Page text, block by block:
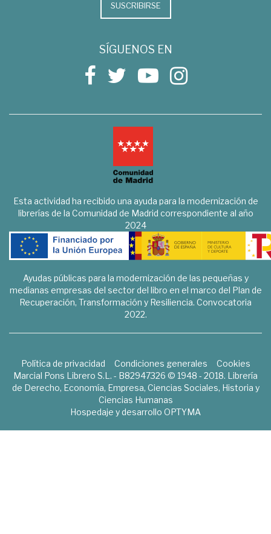
SUSCRIBIRSE
SÍGUENOS EN
Esta actividad ha recibido una ayuda para la modernización de
librerías de la Comunidad de Madrid correspondiente al año
2024
Ayudas públicas para la modernización de las pequeñas y
medianas empresas del sector del libro en el marco del Plan de
Recuperación, Transformación y Resiliencia. Convocatoria
2022.
Política de privacidad Condiciones generales
Cookies
Marcial Pons Librero S.L. - B82947326 © 1948 - 2018. Librería
de Derecho, Economía, Empresa, Ciencias Sociales, Historia y
Ciencias Humanas
Hospedaje y desarrollo OPTYMA